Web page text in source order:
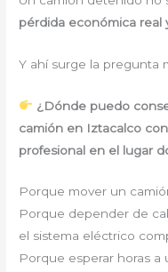
pérdida económica real
Y ahí surge la pregunta
¿Dónde puedo
camión en Iztacalco
profesional en el lugar
Porque mover un
Porque depender de
el sistema eléctrico
Porque esperar horas a